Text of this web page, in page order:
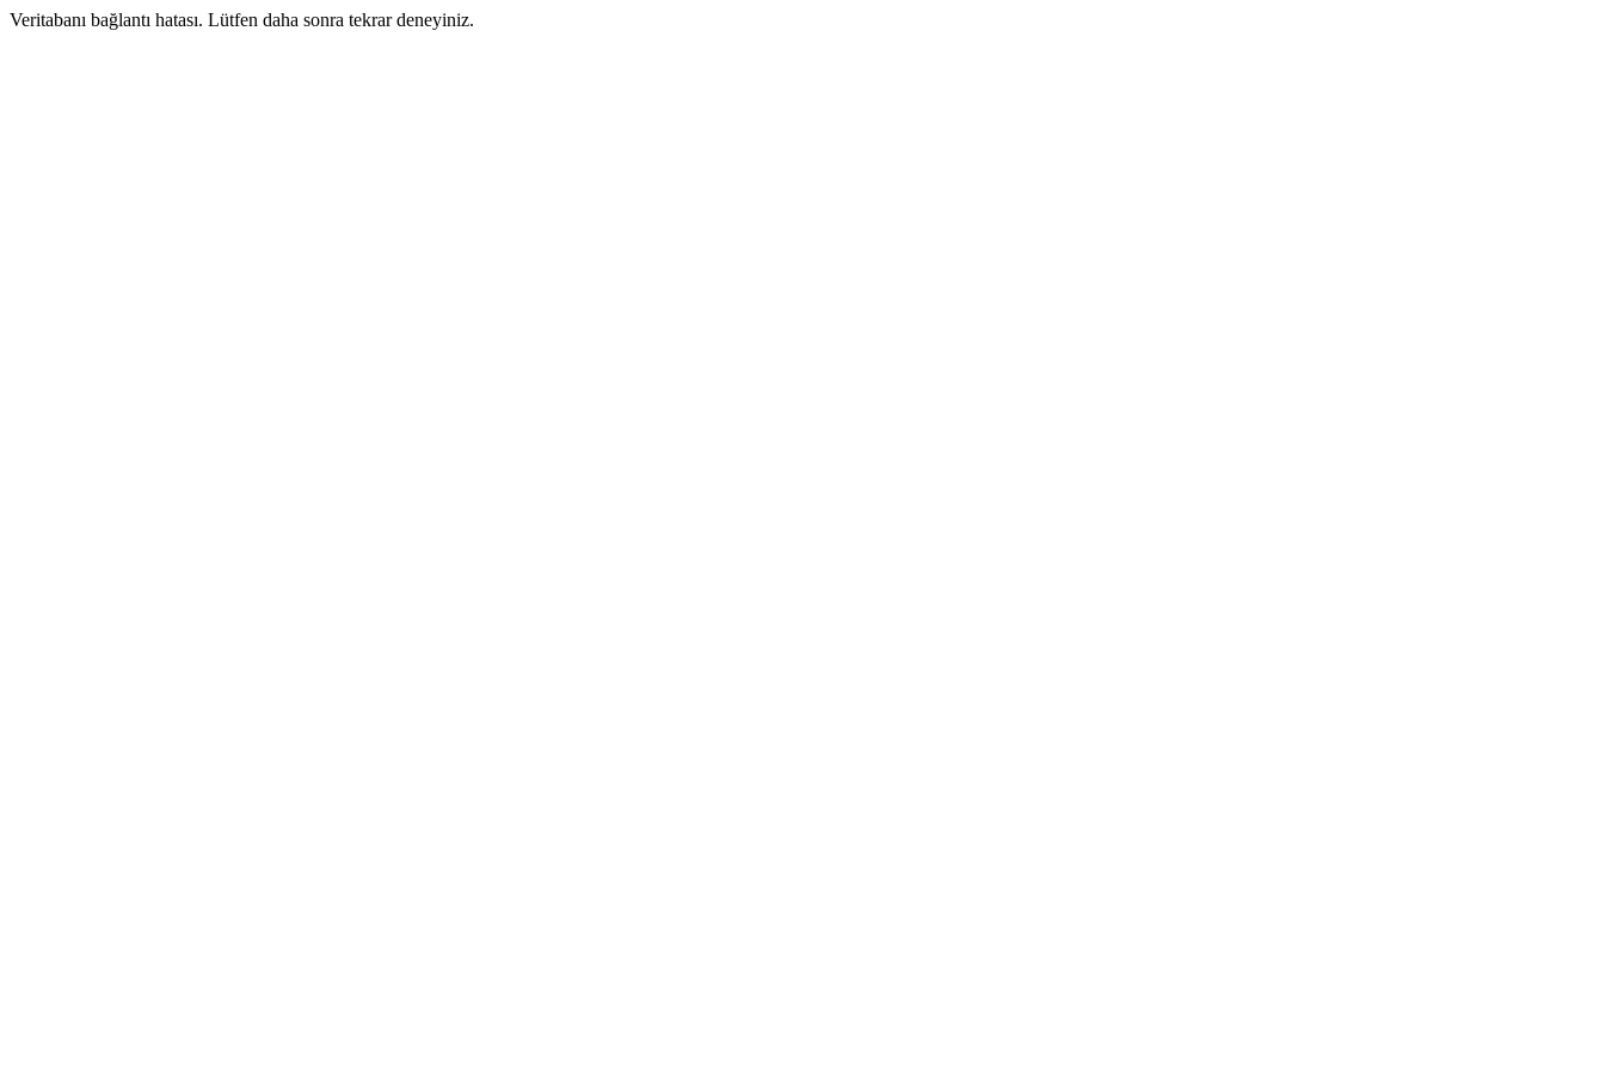
Veritabanı bağlantı hatası. Lütfen daha sonra tekrar deneyiniz.